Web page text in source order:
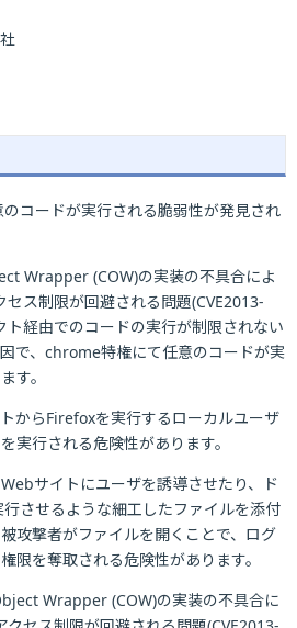
コードが実行される脆弱性が発見され
Wrapper (COW)の実装の不具合によ
ス制限が回避される問題(CVE2013-
ト経由でのコードの実行が制限されない
で、chrome特権にて任意のコードが実
す。
からFirefoxを実行するローカルユーザ
実行される危険性があります。
サイトにユーザを誘導させたり、ド
させるような細工したファイルを添付
攻撃者がファイルを開くことで、ログ
限を奪取される危険性があります。
Wrapper (COW)の実装の不具合に